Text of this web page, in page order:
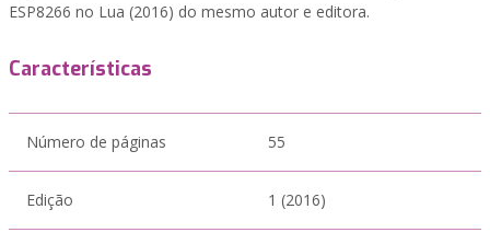
ESP8266 no Lua (2016) do mesmo autor e editora.
Características
Número de páginas 55
Edição 1 (2016)